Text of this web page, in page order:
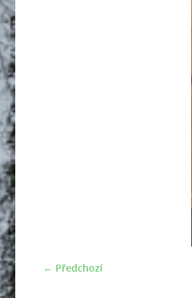
← Předchozí